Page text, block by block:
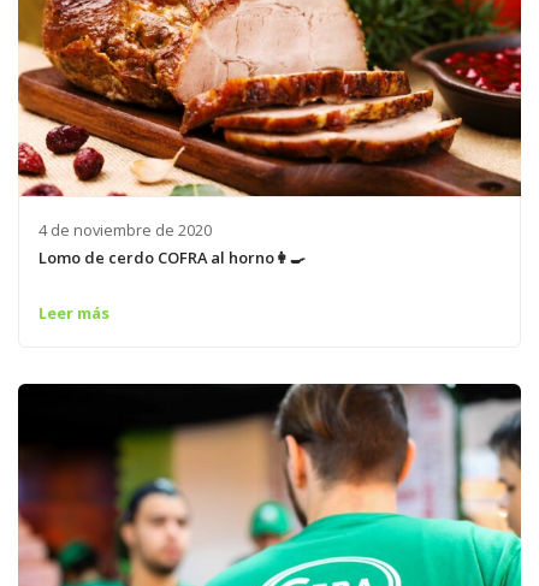
4 de noviembre de 2020
Lomo de cerdo COFRA al horno👩‍🍳
Leer más